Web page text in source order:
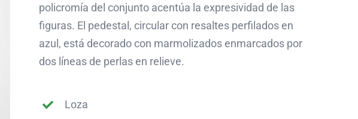
policromía del conjunto acentúa la expresividad de las
figuras. El pedestal, circular con resaltes perfilados en
azul, está decorado con marmolizados enmarcados por
dos líneas de perlas en relieve.
Loza